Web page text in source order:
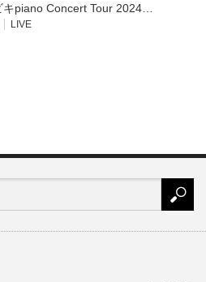
キpiano Concert Tour 2024…
LIVE